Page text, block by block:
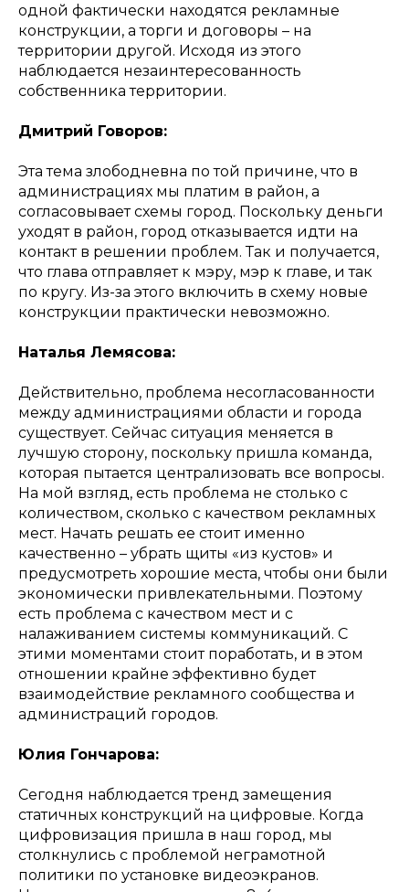
одной фактически находятся рекламные
конструкции, а торги и договоры – на
территории другой. Исходя из этого
наблюдается незаинтересованность
собственника территории.
Дмитрий Говоров:
Эта тема злободневна по той причине, что в
администрациях мы платим в район, а
согласовывает схемы город. Поскольку деньги
уходят в район, город отказывается идти на
контакт в решении проблем. Так и получается,
что глава отправляет к мэру, мэр к главе, и так
по кругу. Из-за этого включить в схему новые
конструкции практически невозможно.
Наталья Лемясова:
Действительно, проблема несогласованности
между администрациями области и города
существует. Сейчас ситуация меняется в
лучшую сторону, поскольку пришла команда,
которая пытается централизовать все вопросы.
На мой взгляд, есть проблема не столько с
количеством, сколько с качеством рекламных
мест. Начать решать ее стоит именно
качественно – убрать щиты «из кустов» и
предусмотреть хорошие места, чтобы они были
экономически привлекательными. Поэтому
есть проблема с качеством мест и с
налаживанием системы коммуникаций. С
этими моментами стоит поработать, и в этом
отношении крайне эффективно будет
взаимодействие рекламного сообщества и
администраций городов.
Юлия Гончарова:
Сегодня наблюдается тренд замещения
статичных конструкций на цифровые. Когда
цифровизация пришла в наш город, мы
столкнулись с проблемой неграмотной
политики по установке видеоэкранов.